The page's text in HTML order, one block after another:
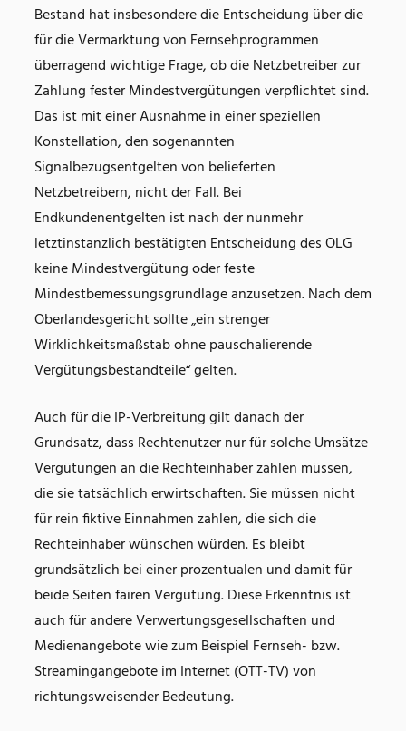
Bestand hat insbesondere die Entscheidung über die
für die Vermarktung von Fernsehprogrammen
überragend wichtige Frage, ob die Netzbetreiber zur
Zahlung fester Mindestvergütungen verpflichtet sind.
Das ist mit einer Ausnahme in einer speziellen
Konstellation, den sogenannten
Signalbezugsentgelten von belieferten
Netzbetreibern, nicht der Fall. Bei
Endkundenentgelten ist nach der nunmehr
letztinstanzlich bestätigten Entscheidung des OLG
keine Mindestvergütung oder feste
Mindestbemessungsgrundlage anzusetzen. Nach dem
Oberlandesgericht sollte „ein strenger
Wirklichkeitsmaßstab ohne pauschalierende
Vergütungsbestandteile“ gelten.
Auch für die IP-Verbreitung gilt danach der
Grundsatz, dass Rechtenutzer nur für solche Umsätze
Vergütungen an die Rechteinhaber zahlen müssen,
die sie tatsächlich erwirtschaften. Sie müssen nicht
für rein fiktive Einnahmen zahlen, die sich die
Rechteinhaber wünschen würden. Es bleibt
grundsätzlich bei einer prozentualen und damit für
beide Seiten fairen Vergütung. Diese Erkenntnis ist
auch für andere Verwertungsgesellschaften und
Medienangebote wie zum Beispiel Fernseh- bzw.
Streamingangebote im Internet (OTT-TV) von
richtungsweisender Bedeutung.